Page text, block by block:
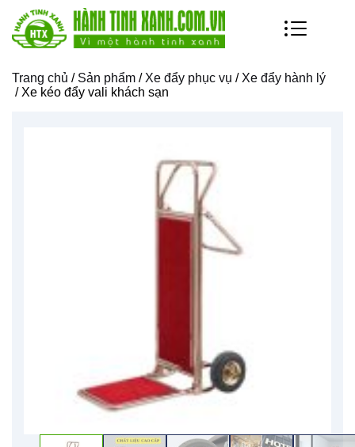
Trang chủ / Sản phẩm / Xe đẩy phục vụ / Xe đẩy hành lý
/ Xe kéo đẩy vali khách sạn